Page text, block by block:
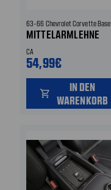
63-66 Chevrolet Corvette Base
MITTELARMLEHNE
CA
54,99€
shopping_cart
IN DEN
WARENKORB